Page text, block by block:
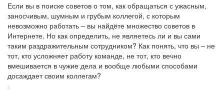
Если вы в поиске советов о том, как обращаться с ужасным,
заносчивым, шумным и грубым коллегой, с которым
невозможно работать – вы найдёте множество советов в
Интернете. Но как определить, не являетесь ли и вы сами
таким раздражительным сотрудником? Как понять, что вы – не
тот, кто усложняет работу команде, не тот, кто вечно
вмешивается в чужие дела и вообще любыми способами
досаждает своим коллегам?